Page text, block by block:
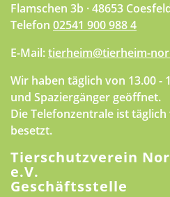
Flamschen 3b · 48653
Telefon 02541 900 988 4
E-Mail:tierheim@tierheim-
Wir haben täglich von 13.00 -
und Spaziergänger geöffnet.
Die Telefonzentrale ist täglich
besetzt.
Tierschutzverein
e.V.
Geschäftsstelle